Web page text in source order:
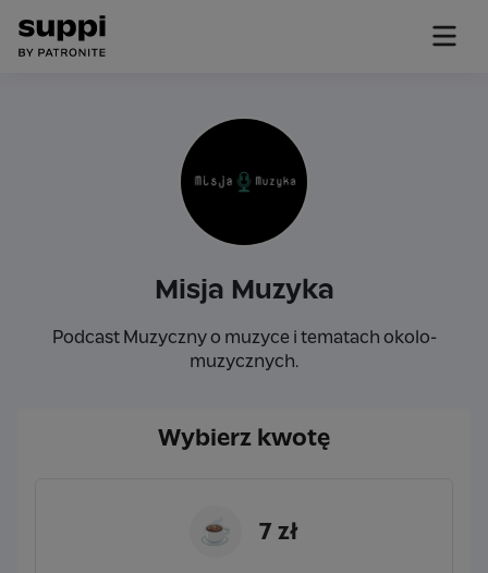
Misja Muzyka
Podcast Muzyczny o muzyce i tematach okolo-
muzycznych.
Wybierz kwotę
☕ 7 zł